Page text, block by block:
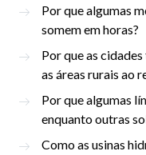
Por que algumas
somem em horas?
Por que as
as áreas rurais ao
Por que algumas
enquanto outras
Como as usinas